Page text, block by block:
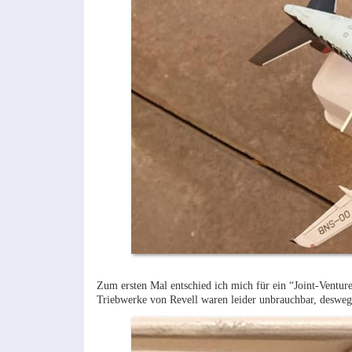
Zum ersten Mal entschied ich mich für ein “Joint-
Triebwerke von Revell waren leider unbrauchbar,